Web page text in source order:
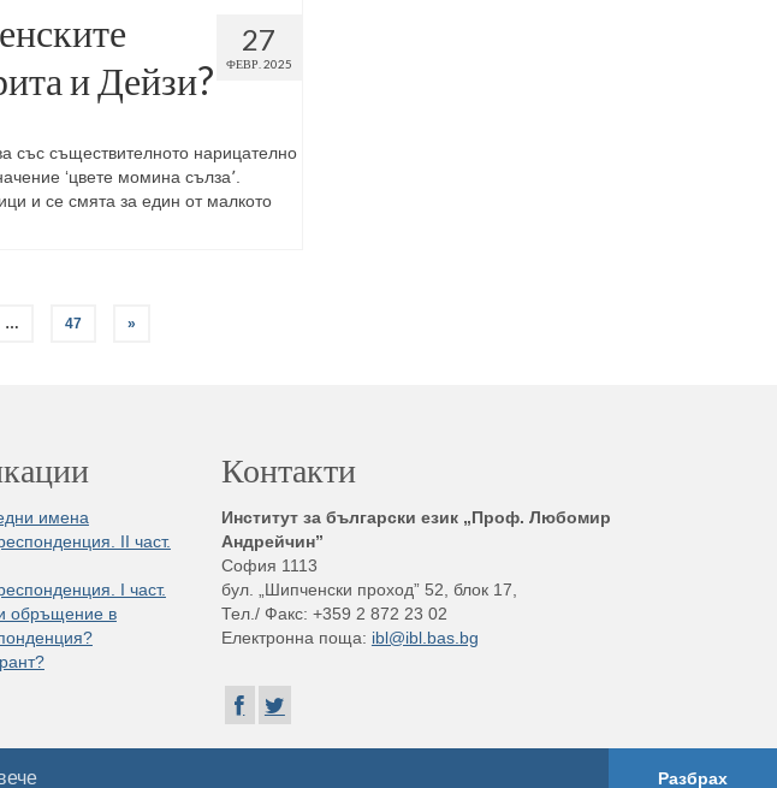
Разбрах
27
ФЕВР. 2025
и Дейзи?
със съществителното нарицателно
‘цвете момина сълза՚.
и се смята за един от малкото
… 47 »
имена
II част.
I част.
обръщение в
Контакти
Институт за български език „Проф. Любомир
Андрейчин”
София 1113
бул. „Шипченски проход” 52, блок 17,
Тел./ Факс: +359 2 872 23 02
Електронна поща: ibl@ibl.bas.bg